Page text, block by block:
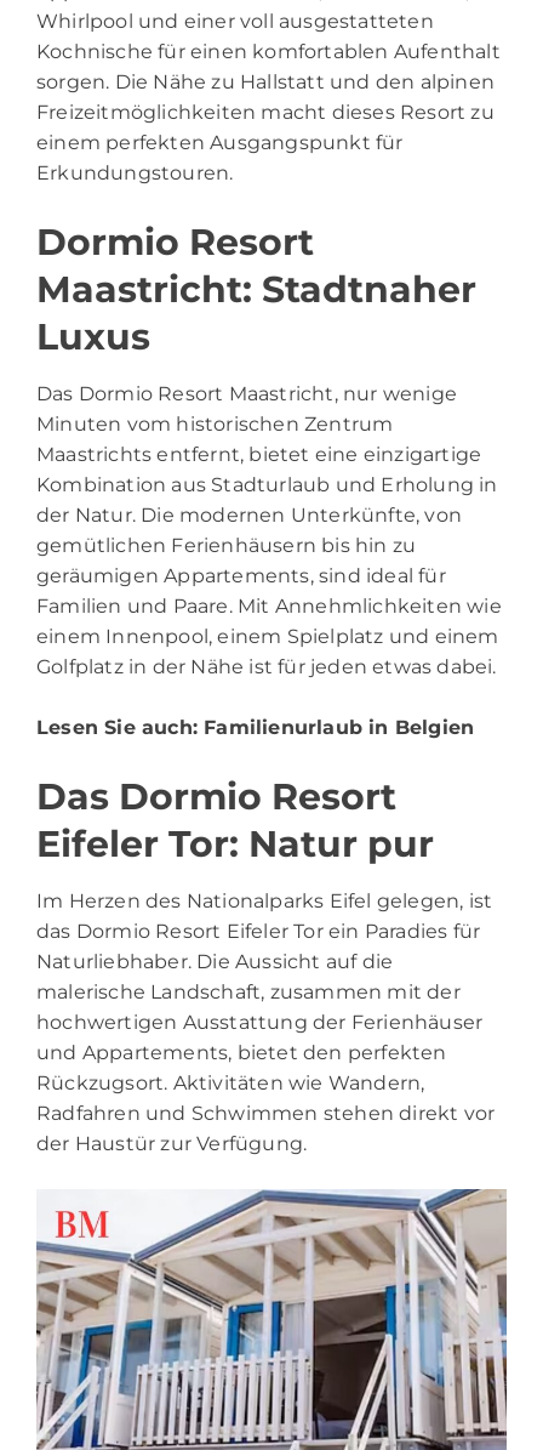
Whirlpool und einer voll ausgestatteten
Kochnische für einen komfortablen Aufenthalt
sorgen. Die Nähe zu Hallstatt und den alpinen
Freizeitmöglichkeiten macht dieses Resort zu
einem perfekten Ausgangspunkt für
Erkundungstouren.
Dormio Resort
Maastricht: Stadtnaher
Luxus
Das Dormio Resort Maastricht, nur wenige
Minuten vom historischen Zentrum
Maastrichts entfernt, bietet eine einzigartige
Kombination aus Stadturlaub und Erholung in
der Natur. Die modernen Unterkünfte, von
gemütlichen Ferienhäusern bis hin zu
geräumigen Appartements, sind ideal für
Familien und Paare. Mit Annehmlichkeiten wie
einem Innenpool, einem Spielplatz und einem
Golfplatz in der Nähe ist für jeden etwas dabei.
Lesen Sie auch: Familienurlaub in Belgien
Das Dormio Resort
Eifeler Tor: Natur pur
Im Herzen des Nationalparks Eifel gelegen, ist
das Dormio Resort Eifeler Tor ein Paradies für
Naturliebhaber. Die Aussicht auf die
malerische Landschaft, zusammen mit der
hochwertigen Ausstattung der Ferienhäuser
und Appartements, bietet den perfekten
Rückzugsort. Aktivitäten wie Wandern,
Radfahren und Schwimmen stehen direkt vor
der Haustür zur Verfügung.